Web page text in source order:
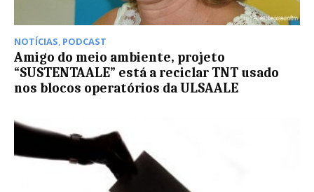
NOTÍCIAS, PODCAST
Amigo do meio ambiente, projeto
“SUSTENTAALE” está a reciclar TNT usado
nos blocos operatórios da ULSAALE